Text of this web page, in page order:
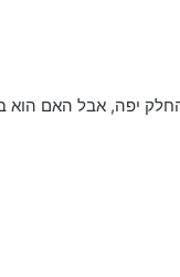
יפה, אבל האם